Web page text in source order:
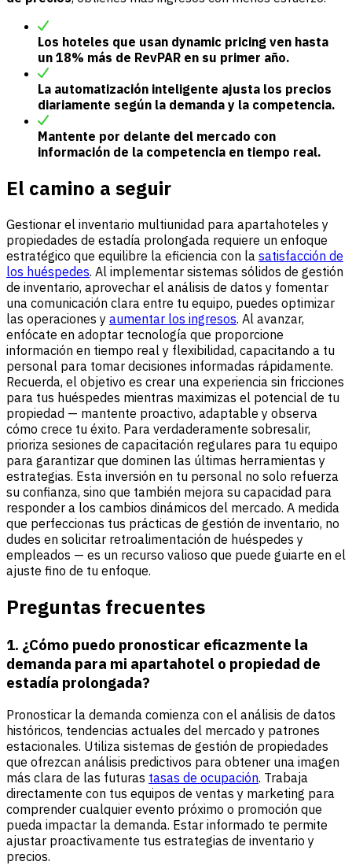
Los hoteles que usan dynamic pricing ven hasta
un 18% más de RevPAR en su primer año.
La automatización inteligente ajusta los precios
diariamente según la demanda y la competencia.
Mantente por delante del mercado con
información de la competencia en tiempo real.
El camino a seguir
Gestionar el inventario multiunidad para apartahoteles y
propiedades de estadía prolongada requiere un enfoque
estratégico que equilibre la eficiencia con la satisfacción de
los huéspedes. Al implementar sistemas sólidos de gestión
de inventario, aprovechar el análisis de datos y fomentar
una comunicación clara entre tu equipo, puedes optimizar
las operaciones y aumentar los ingresos. Al avanzar,
enfócate en adoptar tecnología que proporcione
información en tiempo real y flexibilidad, capacitando a tu
personal para tomar decisiones informadas rápidamente.
Recuerda, el objetivo es crear una experiencia sin fricciones
para tus huéspedes mientras maximizas el potencial de tu
propiedad — mantente proactivo, adaptable y observa
cómo crece tu éxito. Para verdaderamente sobresalir,
prioriza sesiones de capacitación regulares para tu equipo
para garantizar que dominen las últimas herramientas y
estrategias. Esta inversión en tu personal no solo refuerza
su confianza, sino que también mejora su capacidad para
responder a los cambios dinámicos del mercado. A medida
que perfeccionas tus prácticas de gestión de inventario, no
dudes en solicitar retroalimentación de huéspedes y
empleados — es un recurso valioso que puede guiarte en el
ajuste fino de tu enfoque.
Preguntas frecuentes
1. ¿Cómo puedo pronosticar eficazmente la
demanda para mi apartahotel o propiedad de
estadía prolongada?
Pronosticar la demanda comienza con el análisis de datos
históricos, tendencias actuales del mercado y patrones
estacionales. Utiliza sistemas de gestión de propiedades
que ofrezcan análisis predictivos para obtener una imagen
más clara de las futuras tasas de ocupación. Trabaja
directamente con tus equipos de ventas y marketing para
comprender cualquier evento próximo o promoción que
pueda impactar la demanda. Estar informado te permite
ajustar proactivamente tus estrategias de inventario y
precios.